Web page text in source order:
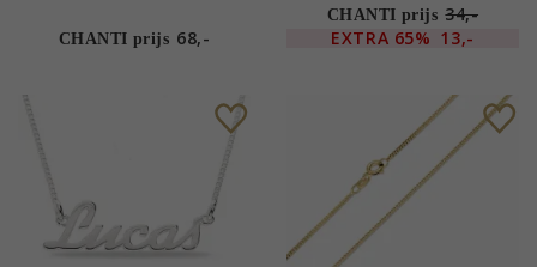
CHANTI prijs 68,-
CHANTI prijs 34,-
EXTRA 65% 13,-